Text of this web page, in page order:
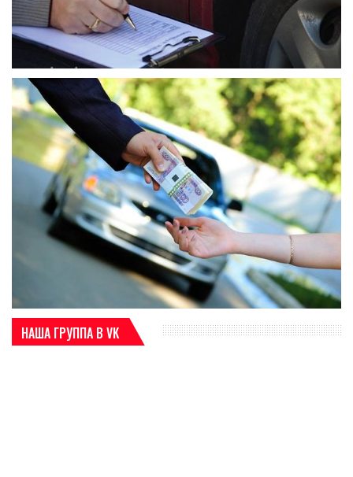
НАША ГРУППА В VK